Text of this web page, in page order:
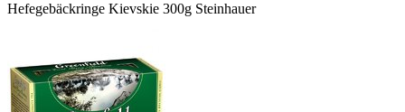
Hefegebäckringe Kievskie 300g Steinhauer